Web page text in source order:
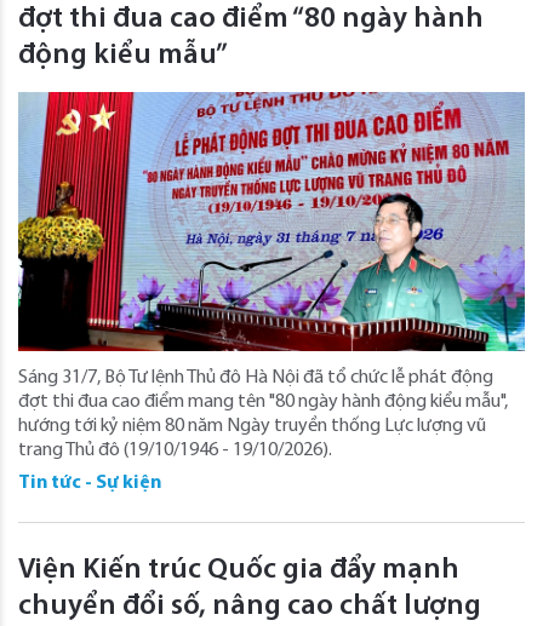
đợt thi đua cao điểm “80 ngày hành
động kiểu mẫu”
Sáng 31/7, Bộ Tư lệnh Thủ đô Hà Nội đã tổ chức lễ phát động
đợt thi đua cao điểm mang tên "80 ngày hành động kiểu mẫu",
hướng tới kỷ niệm 80 năm Ngày truyền thống Lực lượng vũ
trang Thủ đô (19/10/1946 - 19/10/2026).
Tin tức - Sự kiện
Viện Kiến trúc Quốc gia đẩy mạnh
chuyển đổi số, nâng cao chất lượng